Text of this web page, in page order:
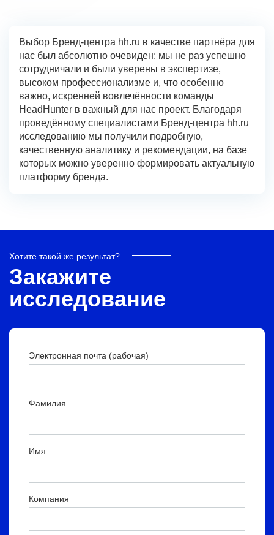
Выбор Бренд-центра hh.ru в качестве партнёра для
нас был абсолютно очевиден: мы не раз успешно
сотрудничали и были уверены в экспертизе,
высоком профессионализме и, что особенно
важно, искренней вовлечённости команды
HeadHunter в важный для нас проект. Благодаря
проведённому специалистами Бренд-центра hh.ru
исследованию мы получили подробную,
качественную аналитику и рекомендации, на базе
которых можно уверенно формировать актуальную
платформу бренда.
Хотите такой же результат?
Закажите
исследование
Электронная почта (рабочая)
Фамилия
Имя
Компания